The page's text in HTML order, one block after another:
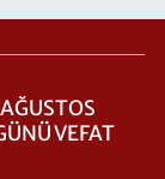
VEFAT